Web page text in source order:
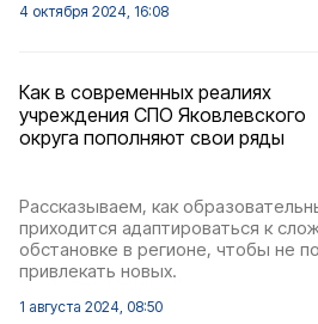
4 октября 2024, 16:08
Как в современных реалиях
учреждения СПО Яковлевского
округа пополняют свои ряды
Рассказываем, как
приходится адаптироваться к
обстановке в регионе, чтобы не
привлекать новых.
1 августа 2024, 08:50